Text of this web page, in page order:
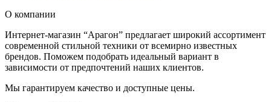
О компании
Интернет-магазин “Арагон” предлагает широкий ассортимент
современной стильной техники от всемирно известных
брендов. Поможем подобрать идеальный вариант в
зависимости от предпочтений наших клиентов.
Мы гарантируем качество и доступные цены.